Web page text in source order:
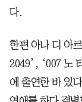
다.
한편 아나 디 아
2049’, ‘007 노
에 출연한 바 있